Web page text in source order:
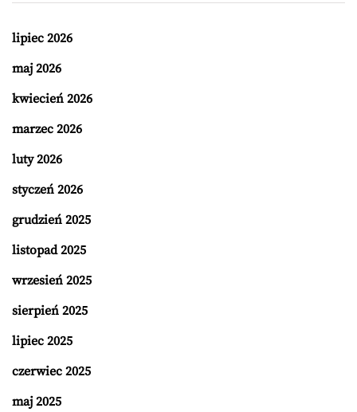
lipiec 2026
maj 2026
kwiecień 2026
marzec 2026
luty 2026
styczeń 2026
grudzień 2025
listopad 2025
wrzesień 2025
sierpień 2025
lipiec 2025
czerwiec 2025
maj 2025